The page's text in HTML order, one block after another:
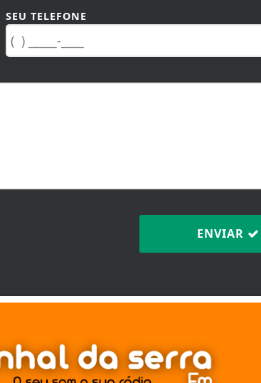
SEU TELEFONE
ENVIAR
USO E
continuar o acesso, entendemos que você